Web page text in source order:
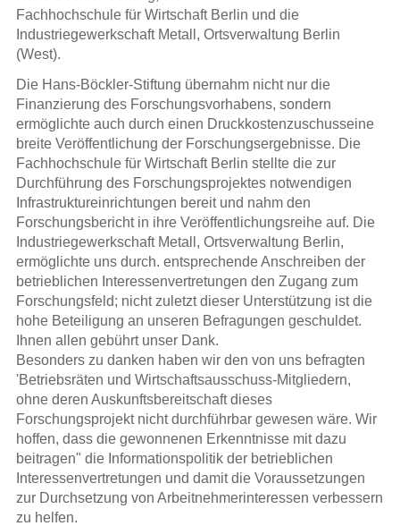
Fachhochschule für Wirtschaft Berlin und die
Industriegewerkschaft Metall, Ortsverwaltung Berlin
(West).
Die Hans-Böckler-Stiftung übernahm nicht nur die
Finanzierung des Forschungsvorhabens, sondern
ermöglichte auch durch einen Druckkostenzuschusseine
breite Veröffentlichung der Forschungsergebnisse. Die
Fachhochschule für Wirtschaft Berlin stellte die zur
Durchführung des Forschungsprojektes notwendigen
Infrastruktureinrichtungen bereit und nahm den
Forschungsbericht in ihre Veröffentlichungsreihe auf. Die
Industriegewerkschaft Metall, Ortsverwaltung Berlin,
ermöglichte uns durch. entsprechende Anschreiben der
betrieblichen Interessenvertretungen den Zugang zum
Forschungsfeld; nicht zuletzt dieser Unterstützung ist die
hohe Beteiligung an unseren Befragungen geschuldet.
Ihnen allen gebührt unser Dank.
Besonders zu danken haben wir den von uns befragten
'Betriebsräten und Wirtschaftsausschuss-Mitgliedern,
ohne deren Auskunftsbereitschaft dieses
Forschungsprojekt nicht durchführbar gewesen wäre. Wir
hoffen, dass die gewonnenen Erkenntnisse mit dazu
beitragen" die Informationspolitik der betrieblichen
Interessenvertretungen und damit die Voraussetzungen
zur Durchsetzung von Arbeitnehmerinteressen verbessern
zu helfen.